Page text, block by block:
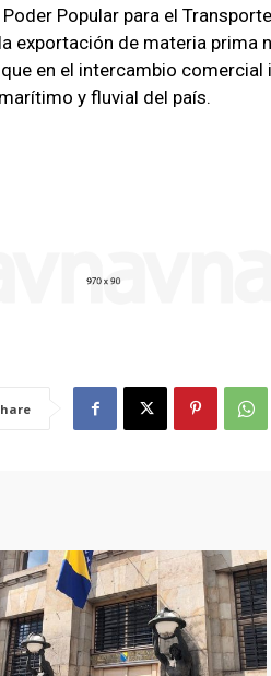
Popular para el
exportación de materia prima
en el intercambio comercial
y fluvial del país.